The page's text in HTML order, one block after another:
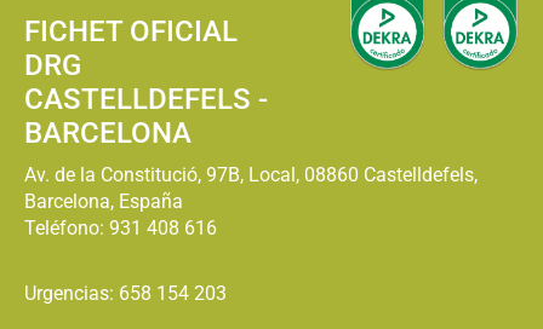
FICHET OFICIAL
DRG
CASTELLDEFELS -
BARCELONA
Av. de la Constitució, 97B, Local, 08860 Castelldefels,
Barcelona, España
Teléfono: 931 408 616
Urgencias: 658 154 203